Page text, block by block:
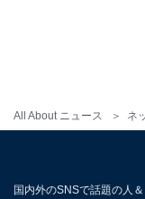
All About ニュース ネ
国内外のSNSで話題の人